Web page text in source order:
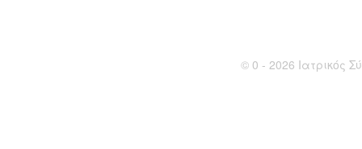
© 0 - 2026 Ιατρικός